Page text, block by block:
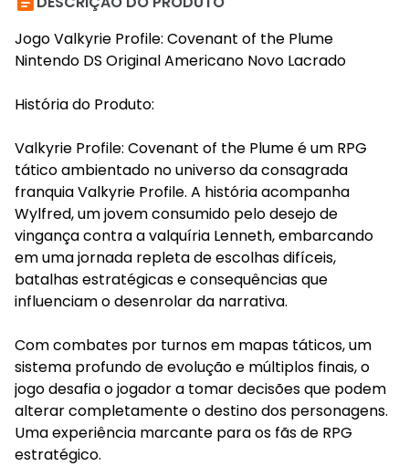
Jogo Valkyrie Profile: Covenant of the Plume
Nintendo DS Original Americano Novo Lacrado
História do Produto:
Valkyrie Profile: Covenant of the Plume é um RPG
tático ambientado no universo da consagrada
franquia Valkyrie Profile. A história acompanha
Wylfred, um jovem consumido pelo desejo de
vingança contra a valquíria Lenneth, embarcando
em uma jornada repleta de escolhas difíceis,
batalhas estratégicas e consequências que
influenciam o desenrolar da narrativa.
Com combates por turnos em mapas táticos, um
sistema profundo de evolução e múltiplos finais, o
jogo desafia o jogador a tomar decisões que podem
alterar completamente o destino dos personagens.
Uma experiência marcante para os fãs de RPG
estratégico.